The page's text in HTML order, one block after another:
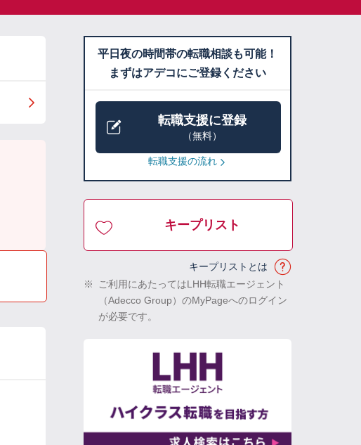
平日夜の時間帯の転職相談も可能！
まずはアデコにご登録ください
転職支援に登録
（無料）
転職支援の流れ
キープリスト
キープリストとは
※
ご利用にあたってはLHH転職エージェント
（Adecco Group）のMyPageへのログイン
が必要です。